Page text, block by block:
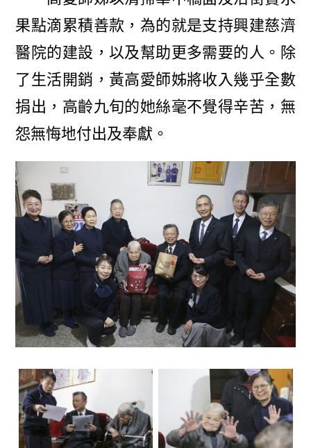
果點滴累積善款，為的就是支持興建慈濟
醫院的建設，以及幫助更多需要的人。除
了生活開銷，黃高愛師姊將收入幾乎全數
捐出，高齡九旬的她絲毫不覺得辛苦，無
怨無悔地付出及奉獻。